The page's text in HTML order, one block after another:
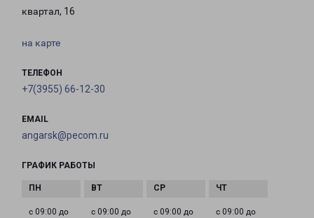
квартал, 16
на карте
ТЕЛЕФОН
+7(3955) 66-12-30
EMAIL
angarsk@pecom.ru
ГРАФИК РАБОТЫ
с 09:00 до
с 09:00 до
с 09:00 до
с 09:00 до